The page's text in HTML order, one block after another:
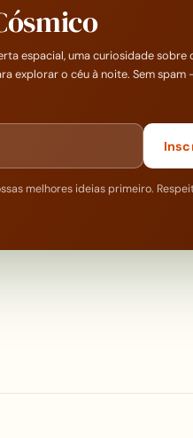
espacial, uma curiosidade sobre
explorar o céu à noite. Sem spam
melhores ideias primeiro.